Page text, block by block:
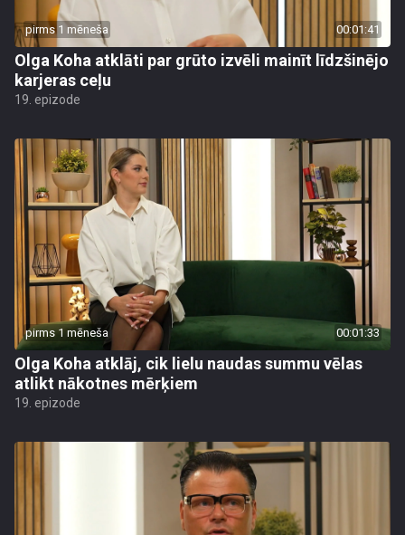
pirms 1 mēneša 00:01:41
Olga Koha atklāti par grūto izvēli mainīt līdzšinējo
karjeras ceļu
19. epizode
pirms 1 mēneša 00:01:33
Olga Koha atklāj, cik lielu naudas summu vēlas
atlikt nākotnes mērķiem
19. epizode